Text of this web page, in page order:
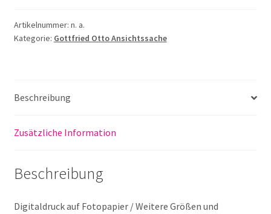
39
Menge
Artikelnummer: n. a.
Kategorie: Gottfried Otto Ansichtssache
Beschreibung
Zusätzliche Information
Beschreibung
Digitaldruck auf Fotopapier / Weitere Größen und